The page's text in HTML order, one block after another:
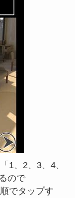
1、2、3、4、
ので
でタップす